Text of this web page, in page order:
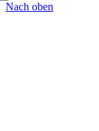
Nach oben